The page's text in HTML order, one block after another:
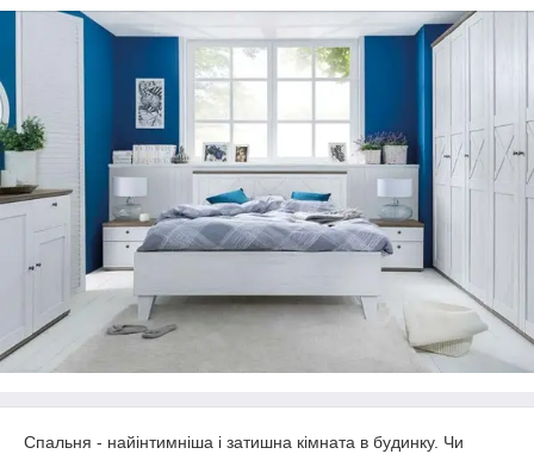
Спальня - найінтимніша і затишна кімната в будинку. Чи